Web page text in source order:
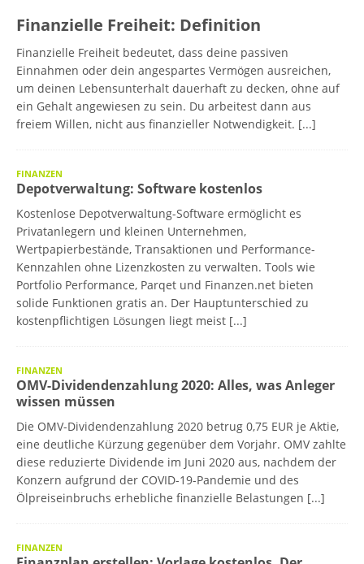
Finanzielle Freiheit: Definition
Finanzielle Freiheit bedeutet, dass deine passiven
Einnahmen oder dein angespartes Vermögen ausreichen,
um deinen Lebensunterhalt dauerhaft zu decken, ohne auf
ein Gehalt angewiesen zu sein. Du arbeitest dann aus
freiem Willen, nicht aus finanzieller Notwendigkeit. [...]
FINANZEN
Depotverwaltung: Software kostenlos
Kostenlose Depotverwaltung-Software ermöglicht es
Privatanlegern und kleinen Unternehmen,
Wertpapierbestände, Transaktionen und Performance-
Kennzahlen ohne Lizenzkosten zu verwalten. Tools wie
Portfolio Performance, Parqet und Finanzen.net bieten
solide Funktionen gratis an. Der Hauptunterschied zu
kostenpflichtigen Lösungen liegt meist [...]
FINANZEN
OMV-Dividendenzahlung 2020: Alles, was Anleger
wissen müssen
Die OMV-Dividendenzahlung 2020 betrug 0,75 EUR je Aktie,
eine deutliche Kürzung gegenüber dem Vorjahr. OMV zahlte
diese reduzierte Dividende im Juni 2020 aus, nachdem der
Konzern aufgrund der COVID-19-Pandemie und des
Ölpreiseinbruchs erhebliche finanzielle Belastungen [...]
FINANZEN